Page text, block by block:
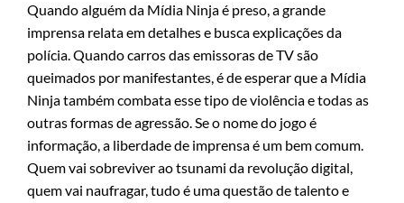
Quando alguém da Mídia Ninja é preso, a grande
imprensa relata em detalhes e busca explicações da
polícia. Quando carros das emissoras de TV são
queimados por manifestantes, é de esperar que a Mídia
Ninja também combata esse tipo de violência e todas as
outras formas de agressão. Se o nome do jogo é
informação, a liberdade de imprensa é um bem comum.
Quem vai sobreviver ao tsunami da revolução digital,
quem vai naufragar, tudo é uma questão de talento e